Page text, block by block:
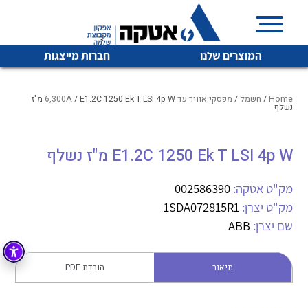
המוצרים שלנו חברות מייצגות
איכות | שרות | זמינות
והפצה של מוצרי
מיתוג, בקרה , ואינסטלציה חשמלית ופעילה ב7 תחומים:
חשמל מיתוג ואינסטלציה חשמלית
בקרה
זיווד
לכל מוצרי היצרן לכל מוצרי היצרן
לכל מוצרי היצרן לכל מוצרי היצרן
Home
/ חשמל / מפסקי אוויר עד 6,300A / E1.2C 1250 Ek T LSI 4p W מ"ז
נשלף
E1.2C 1250 Ek T LSI 4p W מ"ז נשלף
מק"ט אטקה: 002586390
מק"ט יצרן: 1SDA072815R1
שם יצרן: ABB
תיאור הורדת PDF